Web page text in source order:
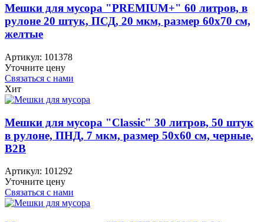
Мешки для мусора "PREMIUM+" 60 литров, в
рулоне 20 штук, ПСД, 20 мкм, размер 60х70 см,
желтые
Артикул: 101378
Уточните цену
Связаться с нами
Хит
Мешки для мусора "Classic" 30 литров, 50 штук
в рулоне, ПНД, 7 мкм, размер 50х60 см, черные,
B2B
Артикул: 101292
Уточните цену
Связаться с нами